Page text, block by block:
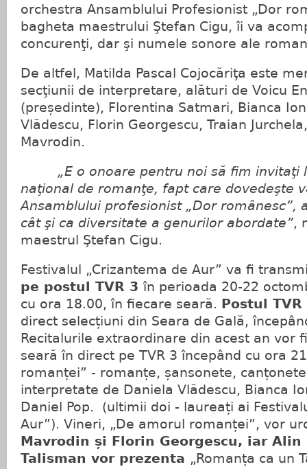
orchestra Ansamblului Profesionist „Dor
bagheta maestrului Ştefan Cigu, îi va
concurenţi, dar şi numele sonore ale
De altfel, Matilda Pascal Cojocăriţa este
secţiunii de interpretare, alături de Voicu
(președinte), Florentina Satmari, Bianca
Vlădescu, Florin Georgescu, Traian
Mavrodin.
„E o onoare pentru noi să fim invitaţi
naţional de romanţe, fapt care dovedeşte
Ansamblului profesionist „Dor românesc”,
cât şi ca diversitate a genurilor abordate”,
maestrul Ştefan Cigu.
Festivalul „Crizantema de Aur” va fi
pe postul TVR 3 în perioada 20-22
cu ora 18.00, în fiecare seară.
Postul TVR
direct selecțiuni din Seara de Gală,
Recitalurile extraordinare din acest an vor
seară în direct pe TVR 3 începând cu ora
romanței” - romanțe, șansonete,
interpretate de Daniela Vlădescu, Bianca
Daniel Pop. (ultimii doi - laureați ai
Aur”). Vineri, „De amorul romanței”, vor
Mavrodin și Florin Georgescu, iar
Talisman vor prezenta „Romanța ca un